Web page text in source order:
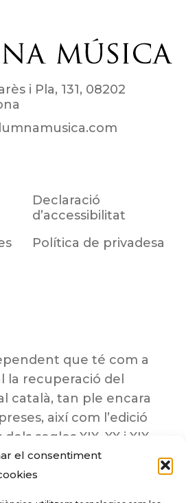
el consentiment
i Pla, 131, 08202
Declaració
d’accessibilitat
Política de privadesa
que té com a
la recuperació del
català, tan ple encara
així com l’edició
segles XIX, XX i XIX